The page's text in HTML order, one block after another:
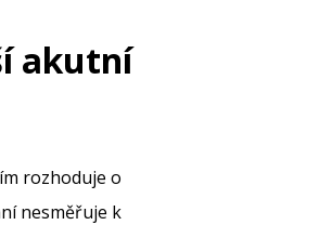
akutní
rozhoduje o
nesměřuje k